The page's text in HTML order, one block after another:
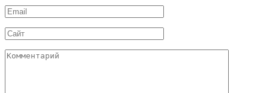
Email
Сайт
Комментарий